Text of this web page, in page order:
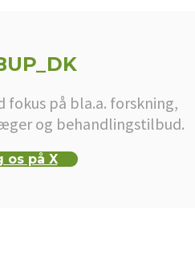
fokus på bla.a. forskning,
og behandlingstilbud.
os på X